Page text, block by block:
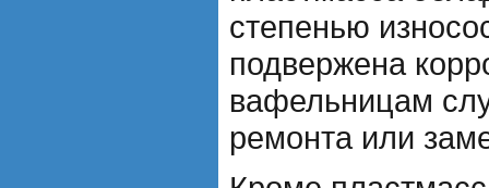
степенью
подвержена
вафельницам
ремонта или